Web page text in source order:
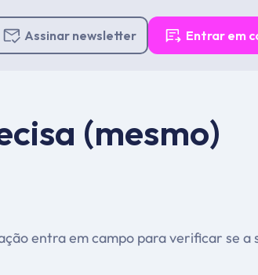
Assinar newsletter Entrar em
(mesmo)
entra em campo para verificar se a